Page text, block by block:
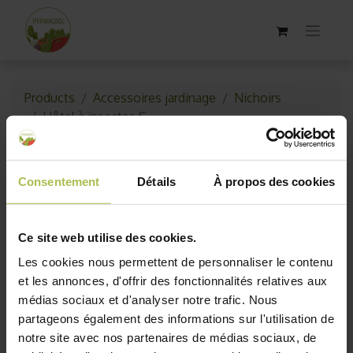
Consentement Détails À propos des cookies
Ce site web utilise des cookies.
Les cookies nous permettent de personnaliser le contenu
et les annonces, d'offrir des fonctionnalités relatives aux
médias sociaux et d'analyser notre trafic. Nous
partageons également des informations sur l'utilisation de
notre site avec nos partenaires de médias sociaux, de
Products Accessoires jardinage
Nichoirs
Hôtel à insectes S